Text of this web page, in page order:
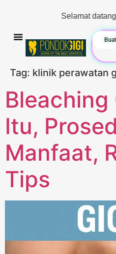
Selamat datang di
Tag: klinik perawatan
Bleaching
Itu,
Manfaat,
Tips